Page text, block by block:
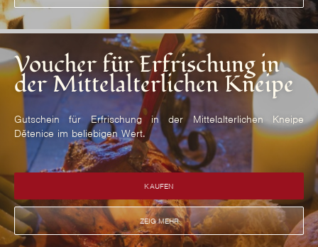
Voucher für Erfrischung in
der Mittelalterlichen Kneipe
Gutschein für Erfrischung in der Mittelalterlichen Kneipe
Dětenice im beliebigen Wert.
KAUFEN
ZEIG MEHR